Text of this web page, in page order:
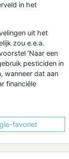
in het
uit het
zou e.e.a.
‘Naar een
pesticiden in
wanneer dat aan
financiële
favoriet